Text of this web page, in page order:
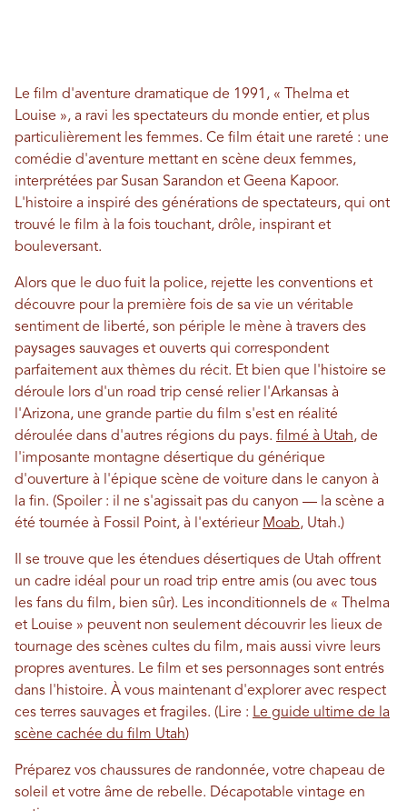
Le film d'aventure dramatique de 1991, « Thelma et
Louise », a ravi les spectateurs du monde entier, et plus
particulièrement les femmes. Ce film était une rareté : une
comédie d'aventure mettant en scène deux femmes,
interprétées par Susan Sarandon et Geena Kapoor.
L'histoire a inspiré des générations de spectateurs, qui ont
trouvé le film à la fois touchant, drôle, inspirant et
bouleversant.
Alors que le duo fuit la police, rejette les conventions et
découvre pour la première fois de sa vie un véritable
sentiment de liberté, son périple le mène à travers des
paysages sauvages et ouverts qui correspondent
parfaitement aux thèmes du récit. Et bien que l'histoire se
déroule lors d'un road trip censé relier l'Arkansas à
l'Arizona, une grande partie du film s'est en réalité
déroulée dans d'autres régions du pays. filmé à Utah, de
l'imposante montagne désertique du générique
d'ouverture à l'épique scène de voiture dans le canyon à
la fin. (Spoiler : il ne s'agissait pas du canyon — la scène a
été tournée à Fossil Point, à l'extérieur Moab, Utah.)
Il se trouve que les étendues désertiques de Utah offrent
un cadre idéal pour un road trip entre amis (ou avec tous
les fans du film, bien sûr). Les inconditionnels de « Thelma
et Louise » peuvent non seulement découvrir les lieux de
tournage des scènes cultes du film, mais aussi vivre leurs
propres aventures. Le film et ses personnages sont entrés
dans l'histoire. À vous maintenant d'explorer avec respect
ces terres sauvages et fragiles. (Lire : Le guide ultime de la
scène cachée du film Utah)
Préparez vos chaussures de randonnée, votre chapeau de
soleil et votre âme de rebelle. Décapotable vintage en